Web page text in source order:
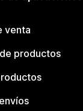
venta
productos